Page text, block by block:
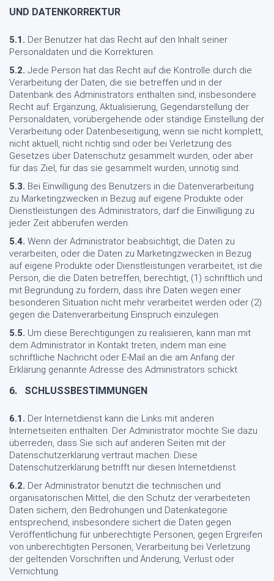
UND DATENKORREKTUR
5.1. Der Benutzer hat das Recht auf den Inhalt seiner
Personaldaten und die Korrekturen.
5.2. Jede Person hat das Recht auf die Kontrolle durch die
Verarbeitung der Daten, die sie betreffen und in der
Datenbank des Administrators enthalten sind, insbesondere
Recht auf: Ergänzung, Aktualisierung, Gegendarstellung der
Personaldaten, vorübergehende oder ständige Einstellung der
Verarbeitung oder Datenbeseitigung, wenn sie nicht komplett,
nicht aktuell, nicht richtig sind oder bei Verletzung des
Gesetzes über Datenschutz gesammelt wurden, oder aber
für das Ziel, für das sie gesammelt wurden, unnötig sind.
5.3. Bei Einwilligung des Benutzers in die Datenverarbeitung
zu Marketingzwecken in Bezug auf eigene Produkte oder
Dienstleistungen des Administrators, darf die Einwilligung zu
jeder Zeit abberufen werden.
5.4. Wenn der Administrator beabsichtigt, die Daten zu
verarbeiten, oder die Daten zu Marketingzwecken in Bezug
auf eigene Produkte oder Dienstleistungen verarbeitet, ist die
Person, die die Daten betreffen, berechtigt, (1) schriftlich und
mit Begründung zu fordern, dass ihre Daten wegen einer
besonderen Situation nicht mehr verarbeitet werden oder (2)
gegen die Datenverarbeitung Einspruch einzulegen.
5.5. Um diese Berechtigungen zu realisieren, kann man mit
dem Administrator in Kontakt treten, indem man eine
schriftliche Nachricht oder E-Mail an die am Anfang der
Erklärung genannte Adresse des Administrators schickt.
6. SCHLUSSBESTIMMUNGEN
6.1. Der Internetdienst kann die Links mit anderen
Internetseiten enthalten. Der Administrator möchte Sie dazu
überreden, dass Sie sich auf anderen Seiten mit der
Datenschutzerklärung vertraut machen. Diese
Datenschutzerklärung betrifft nur diesen Internetdienst.
6.2. Der Administrator benutzt die technischen und
organisatorischen Mittel, die den Schutz der verarbeiteten
Daten sichern, den Bedrohungen und Datenkategorie
entsprechend, insbesondere sichert die Daten gegen
Veröffentlichung für unberechtigte Personen, gegen Ergreifen
von unberechtigten Personen, Verarbeitung bei Verletzung
der geltenden Vorschriften und Änderung, Verlust oder
Vernichtung.